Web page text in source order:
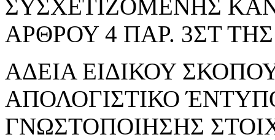
ΣΥΣΧΕΤΙΖΟΜΕΝΗΣ
ΑΡΘΡΟΥ 4 ΠΑΡ. 3ΣΤ ΤΗΣ
ΑΔΕΙΑ ΕΙΔΙΚΟΥ
ΑΠΟΛΟΓΙΣΤΙΚΟ
ΓΝΩΣΤΟΠΟΙΗΣΗΣ